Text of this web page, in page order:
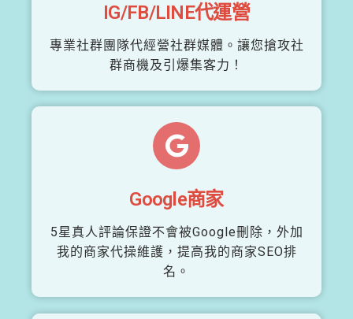
IG/FB/LINE代運營
專業社群團隊代經營社群媒體。讓您搶攻社
群商機及引爆集客力！
Google商家
5星真人評論保證不會被Google刪除，外加
我的商家代操維護，提高我的商家SEO排
名。